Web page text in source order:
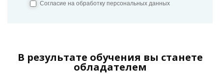
В результате обучения вы станете
обладателем